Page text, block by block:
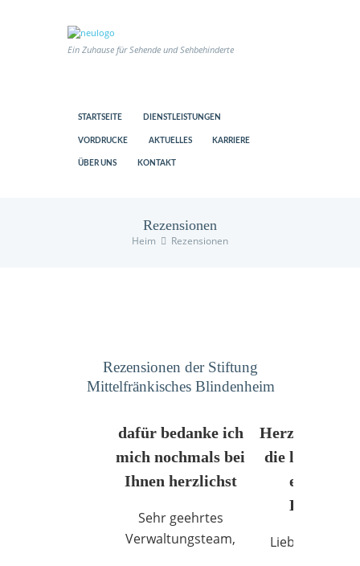
Ein Zuhause für Sehende und Sehbehinderte
STARTSEITE DIENSTLEISTUNGEN
VORDRUCKE AKTUELLES KARRIERE
ÜBER UNS KONTAKT
Rezensionen
Heim Rezensionen
Rezensionen der Stiftung
Mittelfränkisches Blindenheim
dafür bedanke ich
mich nochmals bei
Ihnen herzlichst
Sehr geehrtes
Verwaltungsteam,
Herzen
die liebevolle
Liebe